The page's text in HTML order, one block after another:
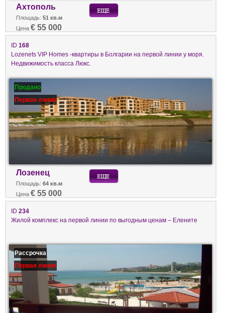
Ахтополь
Площадь: 51 кв.м
Цена € 55 000
ID 168
Lozenets VIP Homes -квартиры в Болгарии на первой линии у моря.
Недвижимость класса Люкс.
Продано
Первая линия
Лозенец
Площадь: 64 кв.м
Цена € 55 000
ID 234
Жилой комплекс на первой линии по выгодным ценам – Елените
Рассрочка
Первая линия